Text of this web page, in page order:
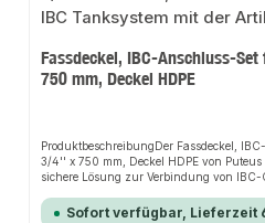
Fassdeckel, IBC-Anschluss-
750 mm, Deckel HDPE
ProduktbeschreibungDer Fassdeckel,
3/4'' x 750 mm, Deckel HDPE von
sichere Lösung zur Verbindung von
dieses Set eine langlebige und dichte
Sofort verfügbar, Lieferzeit